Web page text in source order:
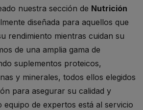
nuestra sección de Nutrición
diseñada para aquellos que
rendimiento mientras cuidan su
de una amplia gama de
suplementos proteicos,
y minerales, todos ellos elegidos
para asegurar su calidad y
equipo de expertos está al servicio